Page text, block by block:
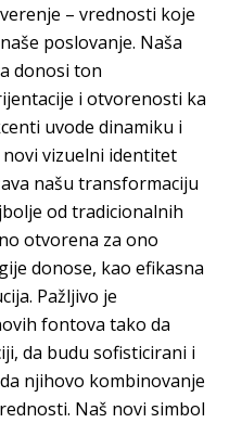
– vrednosti koje
poslovanje. Naša
donosi ton
i otvorenosti ka
uvode dinamiku i
vizuelni identitet
našu transformaciju
od tradicionalnih
otvorena za ono
donose, kao efikasna
Pažljivo je
fontova tako da
da budu sofisticirani i
njihovo kombinovanje
Naš novi simbol